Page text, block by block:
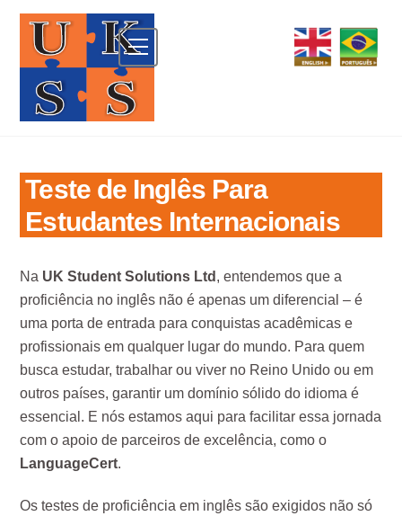
Skip
content
Menu
Teste de Inglês Para
Estudantes Internacionais
Na UK Student Solutions Ltd , entendemos que a
proficiência no inglês não é apenas um diferencial – é
uma porta de entrada para conquistas acadêmicas e
profissionais em qualquer lugar do mundo. Para quem
busca estudar, trabalhar ou viver no Reino Unido ou em
outros países, garantir um domínio sólido do idioma é
essencial. E nós estamos aqui para facilitar essa jornada
com o apoio de parceiros de excelência, como o
LanguageCert.
Os testes de proficiência em inglês são exigidos não só